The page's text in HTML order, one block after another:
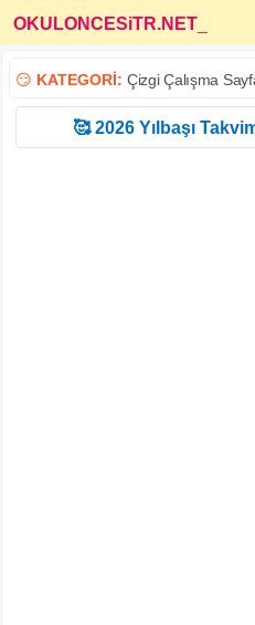
OKULONCESiTR.NET
😏 KATEGORİ: Çizgi Çalışma
🥰 2026 Yılbaşı